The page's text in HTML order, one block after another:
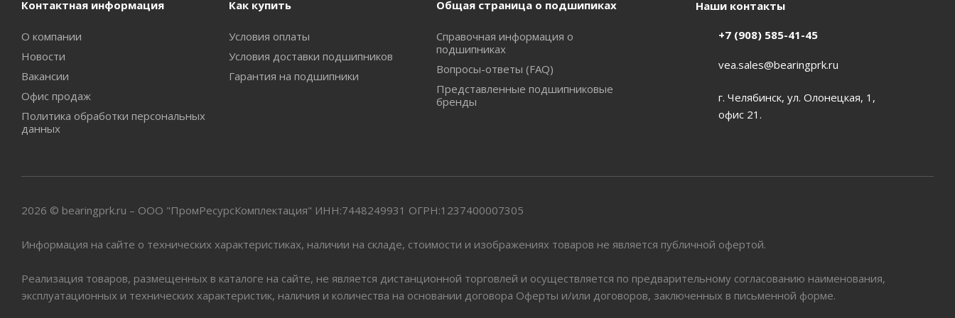
Контактная информация
О компании
Новости
Вакансии
Офис продаж
Политика обработки персональных
данных
Как купить
Условия оплаты
Условия доставки подшипников
Гарантия на подшипники
Общая страница о подшипиках
Справочная информация о
подшипниках
Вопросы-ответы (FAQ)
Представленные подшипниковые
бренды
Наши контакты
+7 (908) 585-41-45
vea.sales@bearingprk.ru
г. Челябинск, ул. Олонецкая, 1,
офис 21.
2026 © bearingprk.ru – ООО "ПромРесурсКомплектация" ИНН:7448249931 ОГРН:1237400007305
Информация на сайте о технических характеристиках, наличии на складе, стоимости и изображениях товаров не является публичной офертой.
Реализация товаров, размещенных в каталоге на сайте, не является дистанционной торговлей и осуществляется по предварительному согласованию наименования,
эксплуатационных и технических характеристик, наличия и количества на основании договора Оферты и/или договоров, заключенных в письменной форме.